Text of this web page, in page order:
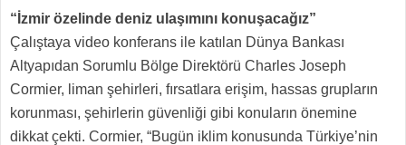
“İzmir özelinde deniz ulaşımını konuşacağız”
Çalıştaya video konferans ile katılan Dünya Bankası
Altyapıdan Sorumlu Bölge Direktörü Charles Joseph
Cormier, liman şehirleri, fırsatlara erişim, hassas grupların
korunması, şehirlerin güvenliği gibi konuların önemine
dikkat çekti. Cormier, “Bugün iklim konusunda Türkiye’nin